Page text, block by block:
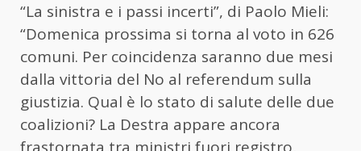
“La sinistra e i passi incerti”, di Paolo Mieli:
“Domenica prossima si torna al voto in 626
comuni. Per coincidenza saranno due mesi
dalla vittoria del No al referendum sulla
giustizia. Qual è lo stato di salute delle due
coalizioni? La Destra appare ancora